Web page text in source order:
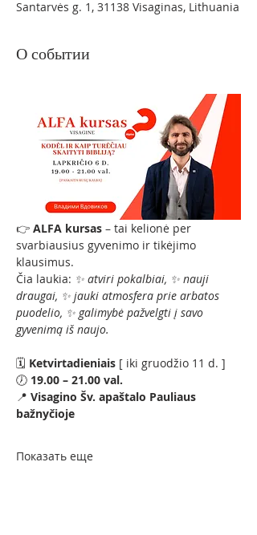
Santarvės g. 1, 31138 Visaginas, Lithuania
О событии
👉 ALFA kursas – tai kelionė per
svarbiausius gyvenimo ir tikėjimo
klausimus.
Čia laukia: ✨ atviri pokalbiai, ✨ nauji
draugai, ✨ jauki atmosfera prie arbatos
puodelio, ✨ galimybė pažvelgti į savo
gyvenimą iš naujo.
🗓 Ketvirtadieniais [ iki gruodžio 11 d. ]
🕖 19.00 – 21.00 val.
📍 Visagino Šv. apaštalo Pauliaus
bažnyčioje
Показать еще